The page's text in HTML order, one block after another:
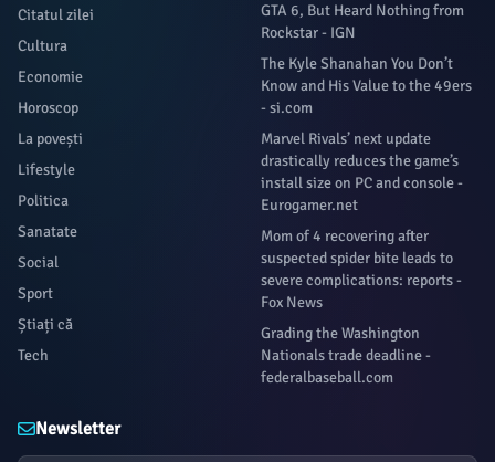
Citatul zilei
Cultura
Economie
Horoscop
La povești
Lifestyle
Politica
Sanatate
Social
Sport
Știați că
Tech
GTA 6, But Heard Nothing from
Rockstar - IGN
The Kyle Shanahan You Don’t
Know and His Value to the 49ers
- si.com
Marvel Rivals’ next update
drastically reduces the game’s
install size on PC and console -
Eurogamer.net
Mom of 4 recovering after
suspected spider bite leads to
severe complications: reports -
Fox News
Grading the Washington
Nationals trade deadline -
federalbaseball.com
Newsletter